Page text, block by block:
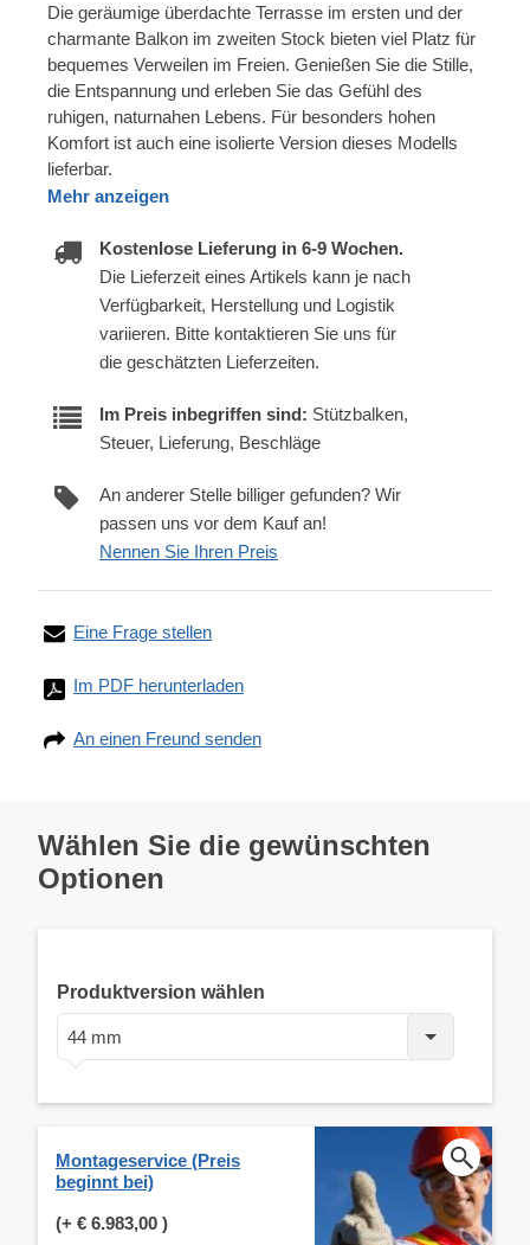
Die geräumige überdachte Terrasse im ersten und der
charmante Balkon im zweiten Stock bieten viel Platz für
bequemes Verweilen im Freien. Genießen Sie die Stille,
die Entspannung und erleben Sie das Gefühl des
ruhigen, naturnahen Lebens. Für besonders hohen
Komfort ist auch eine isolierte Version dieses Modells
lieferbar.
Mehr anzeigen
Kostenlose Lieferung in 6-9 Wochen.
Die Lieferzeit eines Artikels kann je nach
Verfügbarkeit, Herstellung und Logistik
variieren. Bitte kontaktieren Sie uns für
die geschätzten Lieferzeiten.
Im Preis inbegriffen sind: Stützbalken,
Steuer, Lieferung, Beschläge
An anderer Stelle billiger gefunden? Wir
passen uns vor dem Kauf an!
Nennen Sie Ihren Preis
Eine Frage stellen
Im PDF herunterladen
An einen Freund senden
Wählen Sie die gewünschten
Optionen
Produktversion wählen
44 mm
Montageservice (Preis
beginnt bei)
(+ € 6.983,00 )